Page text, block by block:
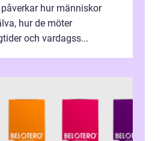
hur människor
hur de möter
och vardagss...